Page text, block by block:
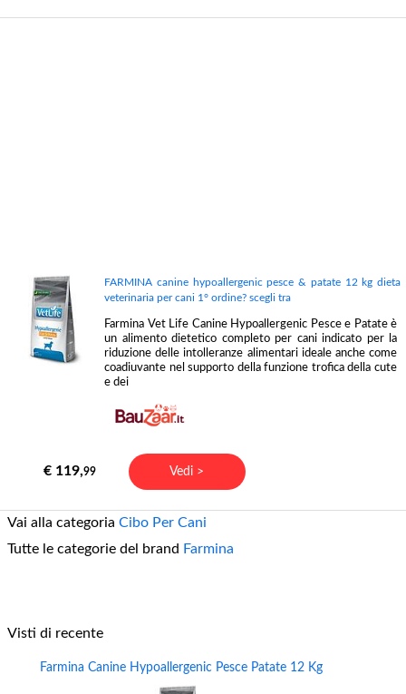
FARMINA canine hypoallergenic pesce & patate 12 kg dieta
veterinaria per cani 1° ordine? scegli tra
Farmina Vet Life Canine Hypoallergenic Pesce e Patate è
un alimento dietetico completo per cani indicato per la
riduzione delle intolleranze alimentari ideale anche come
coadiuvante nel supporto della funzione trofica della cute
e dei
€ 119,99 Vedi >
Vai alla categoria Cibo Per Cani
Tutte le categorie del brand Farmina
Visti di recente
Farmina Canine Hypoallergenic Pesce Patate 12 Kg